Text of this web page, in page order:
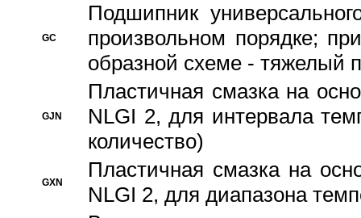
GC
Подшипник
произвольном порядке;
образной схеме - тяжелый
GJN
Пластичная смазка на
NLGI 2, для интервала
количество)
GXN
Пластичная смазка на
NLGI 2, для диапазона